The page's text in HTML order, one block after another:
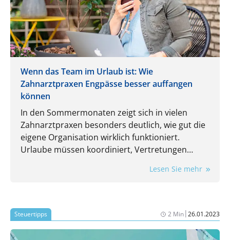
Wenn das Team im Urlaub ist: Wie
Zahnarztpraxen Engpässe besser auffangen
können
In den Sommermonaten zeigt sich in vielen
Zahnarztpraxen besonders deutlich, wie gut die
eigene Organisation wirklich funktioniert.
Urlaube müssen koordiniert, Vertretungen
zuverlässig erledigt werden. Gerade dann wird
Mitarbeitenden abhängt.
Lesen Sie mehr
Steuertipps 2 Min|26.01.2023